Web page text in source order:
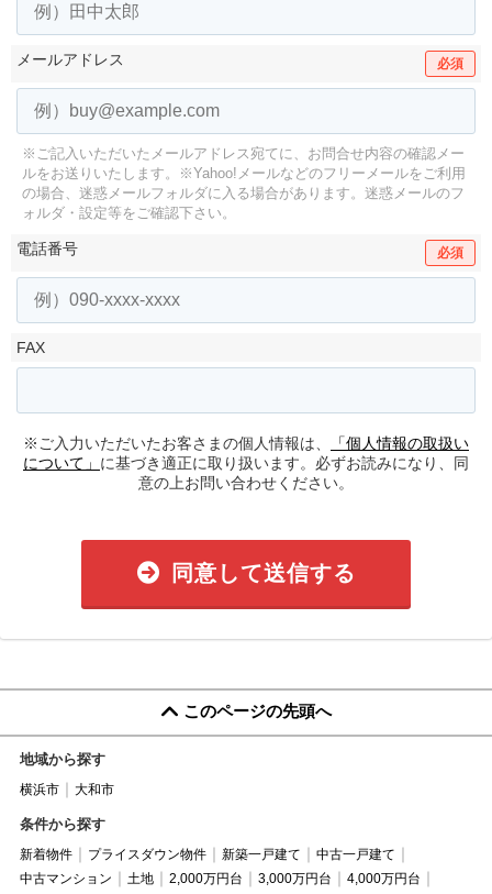
メールアドレス 必須
※ご記入いただいたメールアドレス宛てに、お問合せ内容の確認メー
ルをお送りいたします。
※Yahoo!メールなどのフリーメールをご利用
の場合、迷惑メールフォルダに入る場合があります。 迷惑メールのフ
ォルダ・設定等をご確認下さい。
電話番号 必須
FAX
※ご入力いただいたお客さまの個人情報は、
「個人情報の取扱い
について」 に基づき適正に取り扱います。必ずお読みになり、同
意の上お問い合わせください。
同意して送信する
このページの先頭へ
地域から探す
横浜市 大和市
条件から探す
新着物件 プライスダウン物件 新築一戸建て
中古一戸建て
中古マンション
土地 2,000万円台 3,000万円台
4,000万円台